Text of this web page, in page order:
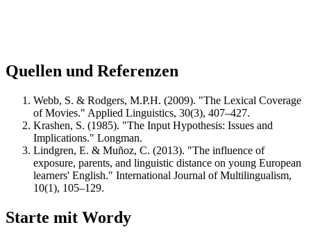
Quellen und Referenzen
Webb, S. & Rodgers, M.P.H. (2009). "The Lexical Coverage
of Movies." Applied Linguistics, 30(3), 407–427.
Krashen, S. (1985). "The Input Hypothesis: Issues and
Implications." Longman.
Lindgren, E. & Muñoz, C. (2013). "The influence of
exposure, parents, and linguistic distance on young European
learners' English." International Journal of Multilingualism,
10(1), 105–129.
Starte mit Wordy